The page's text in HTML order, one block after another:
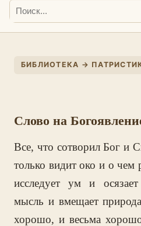
БИБЛИОТЕКА →
Слово на
Все, что сотворил Бог и
только видит око и о
исследует ум и
мысль и вмещает природа
хорошо, и весьма